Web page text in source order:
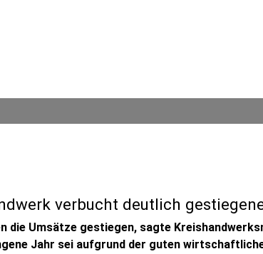
verbucht deutlich
die Umsätze gestiegen, sagte
Jahr sei aufgrund der guten